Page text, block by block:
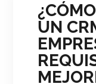
UN